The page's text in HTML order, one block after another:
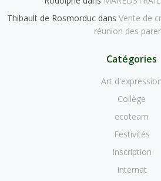
Thibault de Rosmorducdans Vente de
réunion des
Catégories
Art d'expression
Collège
ecoteam
Festivités
Inscription
Internat